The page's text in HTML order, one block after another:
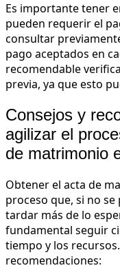
Es importante tener
pueden requerir el
consultar
pago aceptados en
recomendable
previa, ya que esto
Consejos y
agilizar el
de matrimonio
Obtener el acta de
proceso que, si no
tardar más de lo
fundamental seguir
tiempo y los
recomendaciones: